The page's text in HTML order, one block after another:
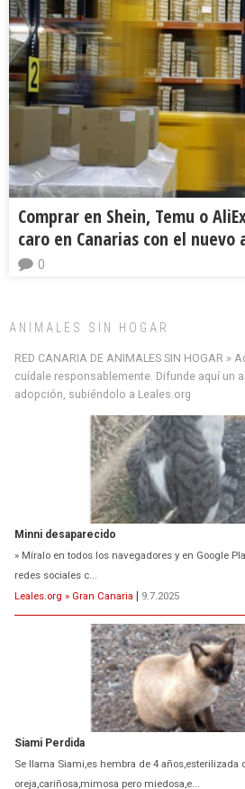
Comprar en Shein, Temu o
caro en Canarias con el nuevo
0
ANIMALES SIN HOGAR
RED CANARIA DE ANIMALES SIN HOGAR »
cuídale responsablemente. Difunde aquí un
adopción, subiéndolo a Leales.org
Minni desaparecido
» Míralo en todos los navegadores y en Google
redes sociales c...
Leales.org » Gran Canaria | 9.7.2025
Siami Perdida
Se llama Siami,es hembra de 4 años,esterilizada
oreja,cariñosa,mimosa pero miedosa,e...